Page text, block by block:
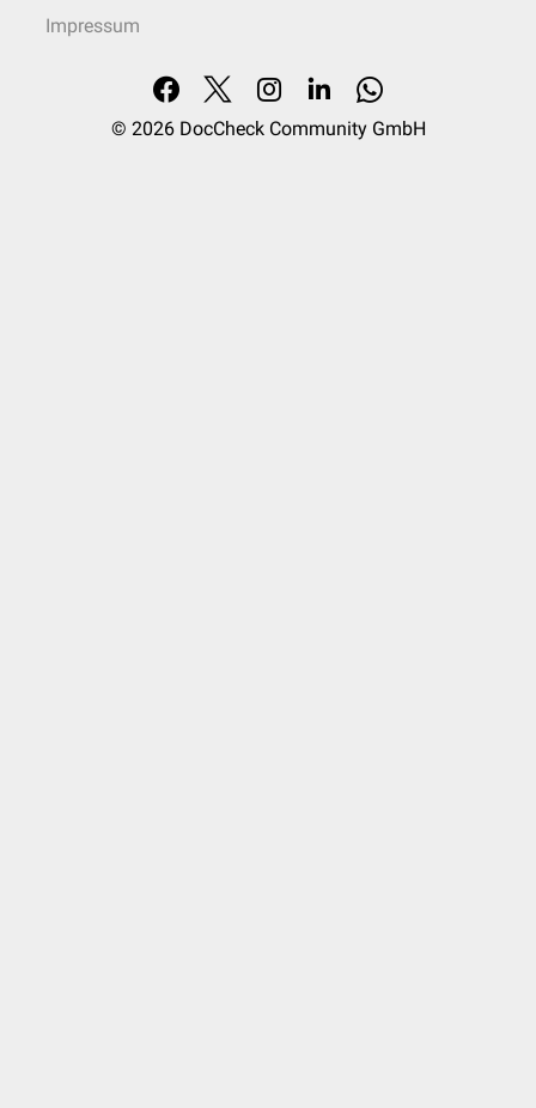
Impressum
© 2026 DocCheck Community GmbH